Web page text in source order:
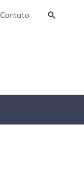
Contato